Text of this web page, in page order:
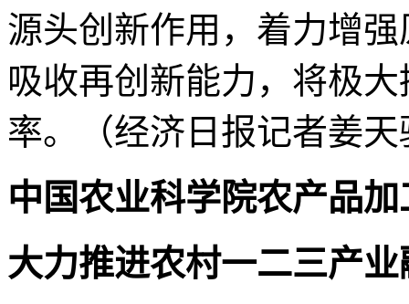
源头创新作用，着力增
吸收再创新能力，将极
率。（经济日报记者姜天
中国农业科学院农产品
大力推进农村一二三产业